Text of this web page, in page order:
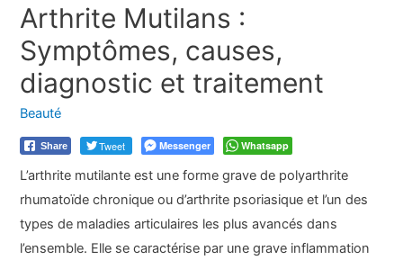
Arthrite Mutilans :
Symptômes, causes,
diagnostic et traitement
Beauté
Share Tweet Messenger Whatsapp
L’arthrite mutilante est une forme grave de polyarthrite
rhumatoïde chronique ou d’arthrite psoriasique et l’un des
types de maladies articulaires les plus avancés dans
l’ensemble. Elle se caractérise par une grave inflammation